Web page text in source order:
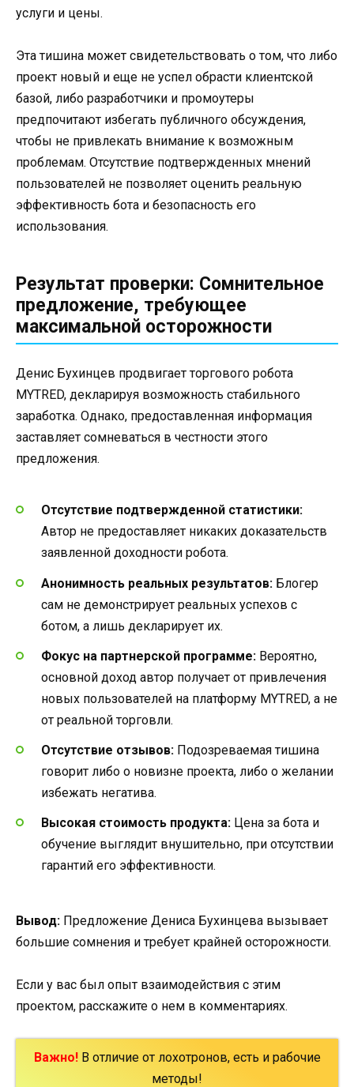
услуги и цены.
Эта тишина может свидетельствовать о том, что либо
проект новый и еще не успел обрасти клиентской
базой, либо разработчики и промоутеры
предпочитают избегать публичного обсуждения,
чтобы не привлекать внимание к возможным
проблемам. Отсутствие подтвержденных мнений
пользователей не позволяет оценить реальную
эффективность бота и безопасность его
использования.
Результат проверки: Сомнительное
предложение, требующее
максимальной осторожности
Денис Бухинцев продвигает торгового робота
MYTRED, декларируя возможность стабильного
заработка. Однако, предоставленная информация
заставляет сомневаться в честности этого
предложения.
Отсутствие подтвержденной статистики:
Автор не предоставляет никаких доказательств
заявленной доходности робота.
Анонимность реальных результатов: Блогер
сам не демонстрирует реальных успехов с
ботом, а лишь декларирует их.
Фокус на партнерской программе: Вероятно,
основной доход автор получает от привлечения
новых пользователей на платформу MYTRED, а не
от реальной торговли.
Отсутствие отзывов: Подозреваемая тишина
говорит либо о новизне проекта, либо о желании
избежать негатива.
Высокая стоимость продукта: Цена за бота и
обучение выглядит внушительно, при отсутствии
гарантий его эффективности.
Вывод: Предложение Дениса Бухинцева вызывает
большие сомнения и требует крайней осторожности.
Если у вас был опыт взаимодействия с этим
проектом, расскажите о нем в комментариях.
Важно!В отличие от лохотронов, есть и рабочие
методы!